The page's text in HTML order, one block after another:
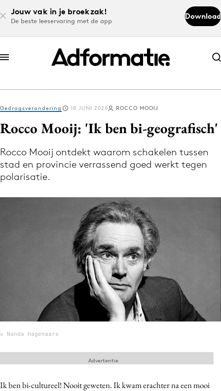
Jouw vak in je broekzak!
De beste leeservaring met de app
Download
Abonneer nu
Abonneer nu
Log in
Download de app
Volg het laatste nieuws via de Adformatie
9 sept: GenAI-training
12 nov: MarketingLive!
Adverteren
Events
Opleidingen
Academy
Gedragsverandering 18 JUNI 2026 ROCCO MOOIJ
Rocco Mooij: 'Ik ben bi-geografisch'
Rocco Mooij ontdekt waarom schakelen tussen
stad en provincie verrassend goed werkt tegen
polarisatie.
© Nanda Hagenaars
Ik ben bi-cultureel! Nooit geweten. Ik kwam erachter na een mooi
Advertentie